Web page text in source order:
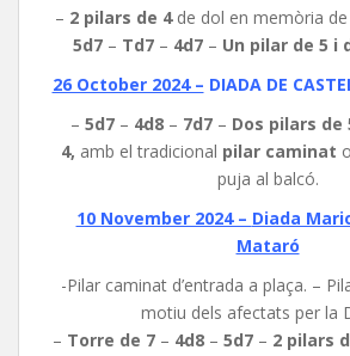
– 2 pilars de 4de dol en memòria de
5d7 – Td7 – 4d7 – Un pilar de 5 i
26 October 2024 – DIADA DE
– 5d7 – 4d8 – 7d7 – Dos pilars de
4, amb el tradicional pilar caminat
puja al balcó.
10 November 2024 – Diada
Mataró
-Pilar caminat d’entrada a plaça. –
motiu dels afectats per la
– Torre de 7 – 4d8 – 5d7 – 2 pilars